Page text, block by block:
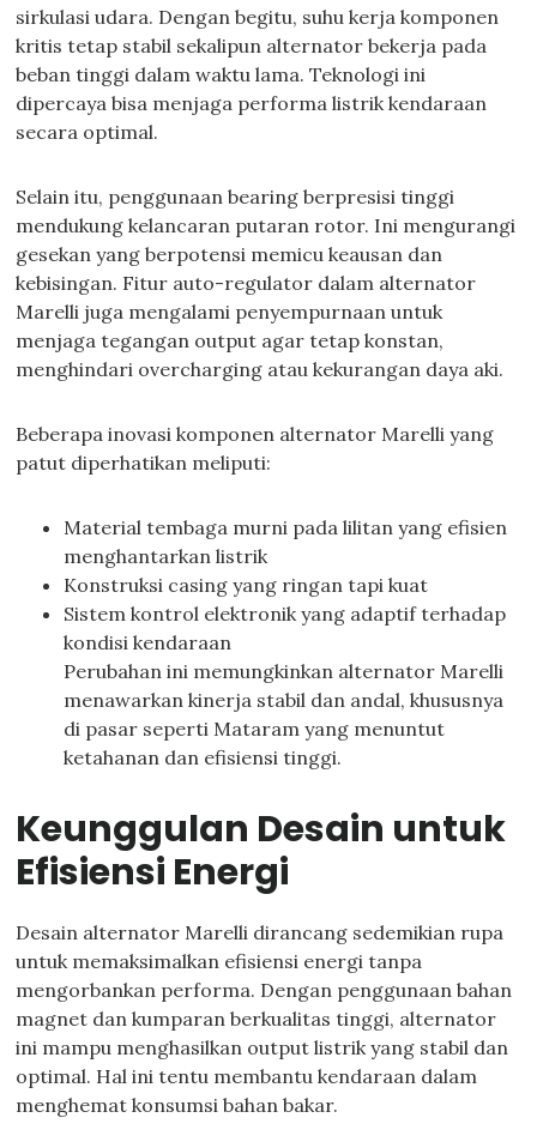
sirkulasi udara. Dengan begitu, suhu kerja komponen
kritis tetap stabil sekalipun alternator bekerja pada
beban tinggi dalam waktu lama. Teknologi ini
dipercaya bisa menjaga performa listrik kendaraan
secara optimal.
Selain itu, penggunaan bearing berpresisi tinggi
mendukung kelancaran putaran rotor. Ini mengurangi
gesekan yang berpotensi memicu keausan dan
kebisingan. Fitur auto-regulator dalam alternator
Marelli juga mengalami penyempurnaan untuk
menjaga tegangan output agar tetap konstan,
menghindari overcharging atau kekurangan daya aki.
Beberapa inovasi komponen alternator Marelli yang
patut diperhatikan meliputi:
Material tembaga murni pada lilitan yang efisien
menghantarkan listrik
Konstruksi casing yang ringan tapi kuat
Sistem kontrol elektronik yang adaptif terhadap
kondisi kendaraan
Perubahan ini memungkinkan alternator Marelli
menawarkan kinerja stabil dan andal, khususnya
di pasar seperti Mataram yang menuntut
ketahanan dan efisiensi tinggi.
Keunggulan Desain untuk
Efisiensi Energi
Desain alternator Marelli dirancang sedemikian rupa
untuk memaksimalkan efisiensi energi tanpa
mengorbankan performa. Dengan penggunaan bahan
magnet dan kumparan berkualitas tinggi, alternator
ini mampu menghasilkan output listrik yang stabil dan
optimal. Hal ini tentu membantu kendaraan dalam
menghemat konsumsi bahan bakar.